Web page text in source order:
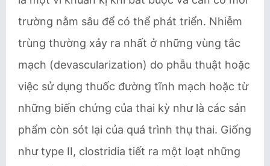
trường nằm sâu để có thể phát triển. Nhiễm
trùng thường xảy ra nhất ở những vùng tắc
mạch (devascularization) do phẫu thuật hoặc
việc sử dụng thuốc đường tĩnh mạch hoặc từ
những biến chứng của thai kỳ như là các sản
phẩm còn sót lại của quá trình thụ thai. Giống
như type II, clostridia tiết ra một loạt những